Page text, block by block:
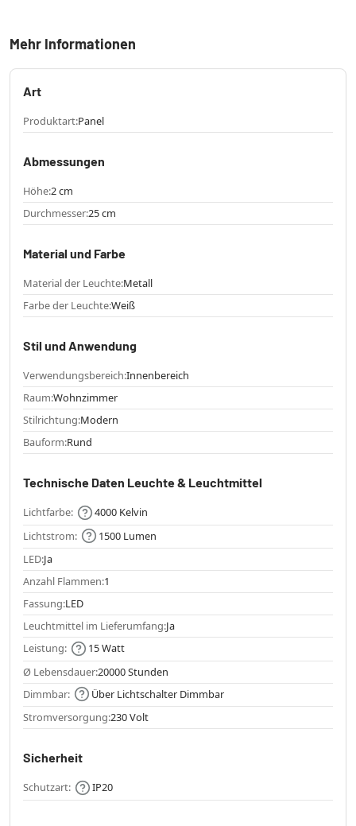
Mehr Informationen
Art
Produktart:Panel
Abmessungen
Höhe:2 cm
Durchmesser:25 cm
Material und Farbe
Material der Leuchte:Metall
Farbe der Leuchte:Weiß
Stil und Anwendung
Verwendungsbereich:Innenbereich
Raum:Wohnzimmer
Stilrichtung:Modern
Bauform:Rund
Technische Daten Leuchte & Leuchtmittel
Lichtfarbe:
4000 Kelvin
Lichtstrom:
1500 Lumen
LED:Ja
Anzahl Flammen:1
Fassung:LED
Leuchtmittel im Lieferumfang:Ja
Leistung:
15 Watt
Ø Lebensdauer:20000 Stunden
Dimmbar:
Über Lichtschalter Dimmbar
Stromversorgung:230 Volt
Sicherheit
Schutzart: IP20